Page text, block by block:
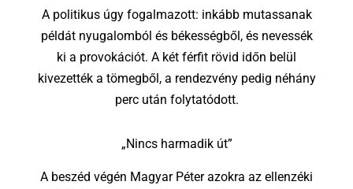
A politikus úgy fogalmazott: inkább mutassanak
példát nyugalomból és békességből, és nevessék
ki a provokációt. A két férfit rövid időn belül
kivezették a tömegből, a rendezvény pedig néhány
perc után folytatódott.
„Nincs harmadik út”
A beszéd végén Magyar Péter azokra az ellenzéki